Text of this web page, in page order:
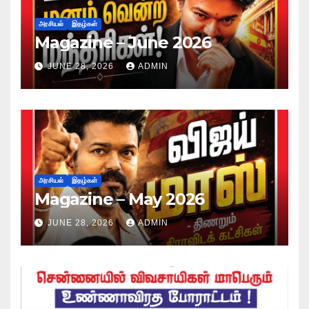
அரசியல் இதழ்கள்
Magazine – June 2026
JUNE 28, 2026 ADMIN
அரசியல் இதழ்கள்
Magazine – May 2026
JUNE 28, 2026 ADMIN